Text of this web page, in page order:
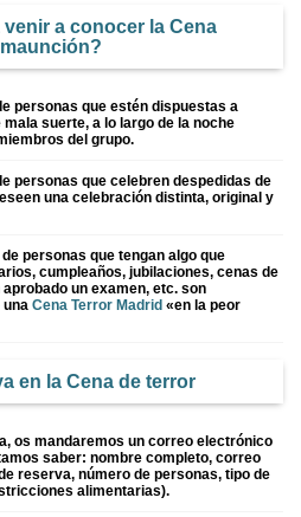
venir a conocer la Cena
personas que estén dispuestas a
suerte, a lo largo de la noche
del grupo.
personas que celebren despedidas de
una celebración distinta, original y
personas que tengan algo que
cumpleaños, jubilaciones, cenas de
un examen, etc. son
una Cena Terror Madrid «en la peor
en la Cena de terror
os mandaremos un correo electrónico
saber: nombre completo, correo
reserva, número de personas, tipo de
alimentarias).